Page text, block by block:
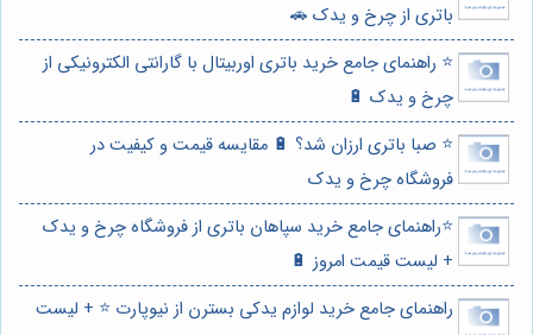
باتری از چرخ و یدک 🚗
⭐️ راهنمای جامع خرید باتری اوربیتال با گارانتی الکترونیکی از
چرخ و یدک 🔋
⭐️ صبا باتری ارزان شد؟ 🔋 مقایسه قیمت و کیفیت در
فروشگاه چرخ و یدک
⭐️راهنمای جامع خرید سپاهان باتری از فروشگاه چرخ و یدک
+ لیست قیمت امروز 🔋
راهنمای جامع خرید لوازم یدکی بسترن از نیوپارت ⭐️ + لیست